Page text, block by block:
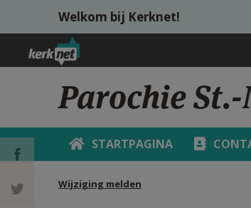
Overslaan en naar de inhoud gaan
Welkom bij Kerknet!
Parochie
STARTPAGINA
Wijziging melden
DEEL OP